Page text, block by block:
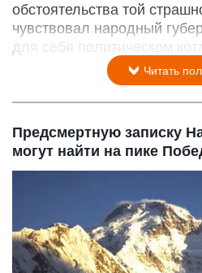
обстоятельства той
чувствовал народный
для себя политическом
Читать
Предсмертную записку
могут найти на пике